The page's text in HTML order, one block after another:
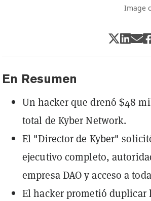
Image
En Resumen
Un hacker que drenó $48
total de Kyber Network.
El "Director de Kyber"
ejecutivo completo,
empresa DAO y acceso a
El hacker prometió duplicar